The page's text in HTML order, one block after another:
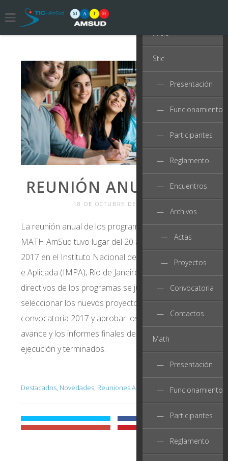
Inicio
Stic
— Presentación
— Funcionamiento
— Participantes
— Reglamento
— Encuentros
— Archivos
— Actas
— Proyectos
— Convocatoria
— Contactos
Math
— Presentación
— Funcionamiento
— Participantes
— Reglamento
REUNIÓN ANUAL 2017
18 DE OCTUBRE DE 2017
La reunión anual de los programas STIC AmSud y
MATH AmSud tuvo lugar del 20 al 21 de noviembre
2017 en el Instituto Nacional de Matemática Pura
e Aplicada (IMPA), Rio de Janeiro. Los Comité
directivos de los programas se juntaron para
seleccionar los nuevos proyectos de la
convocatoria 2017 y aprobar los informes de
avance y los informes finales de los proyectos en
ejecución y terminados.
Destacados, Novedades, Reuniones Anuales